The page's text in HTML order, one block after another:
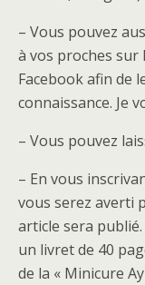
– Vous pouvez
à vos proches sur
Facebook afin de
connaissance. Je
– Vous pouvez
– En vous
vous serez averti
article sera
un livret de 40
de la « Minicure